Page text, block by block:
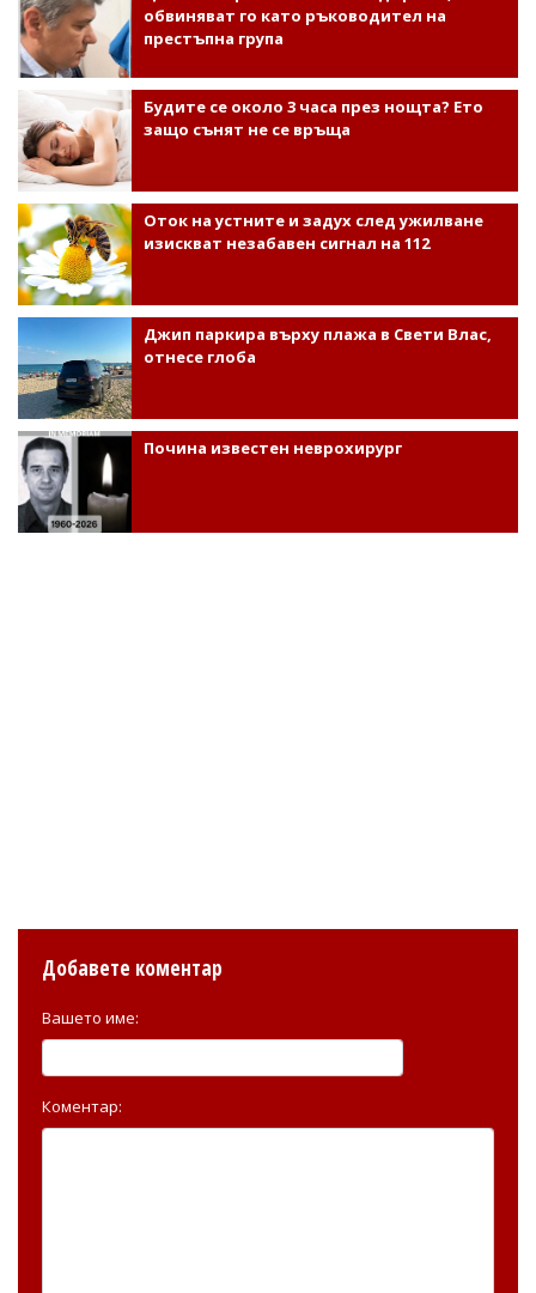
обвиняват го като ръководител на
престъпна група
Будите се около 3 часа през нощта? Ето
защо сънят не се връща
Оток на устните и задух след ужилване
изискват незабавен сигнал на 112
Джип паркира върху плажа в Свети Влас,
отнесе глоба
Почина известен неврохирург
Добавете коментар
Вашето име:
Коментар: